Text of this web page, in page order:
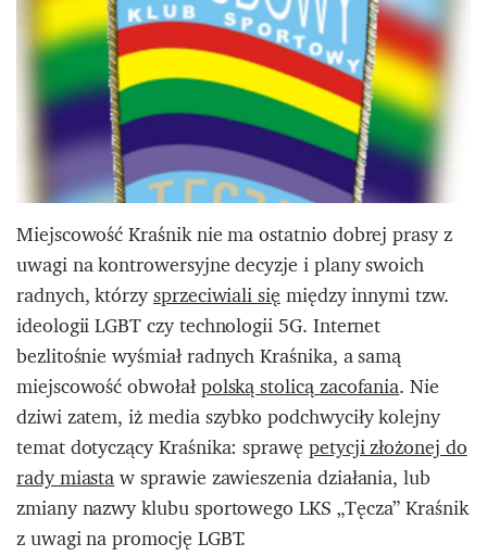
Miejscowość Kraśnik nie ma ostatnio dobrej prasy z
uwagi na kontrowersyjne decyzje i plany swoich
radnych, którzysprzeciwiali sięmiędzy innymi tzw.
ideologii LGBT czy technologii 5G. Internet
bezlitośnie wyśmiał radnych Kraśnika, a samą
miejscowość obwołałpolską stolicą zacofania. Nie
dziwi zatem, iż media szybko podchwyciły kolejny
temat dotyczący Kraśnika: sprawępetycji złożonej do
rady miastaw sprawie zawieszenia działania, lub
zmiany nazwy klubu sportowego LKS „Tęcza” Kraśnik
z uwagi na promocję LGBT.